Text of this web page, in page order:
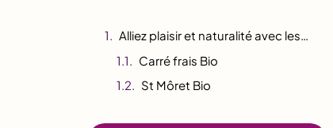
Alliez plaisir et naturalité avec les portionsde fromage à pâte fraîche en version BIO !
Carré frais Bio
St Môret Bio